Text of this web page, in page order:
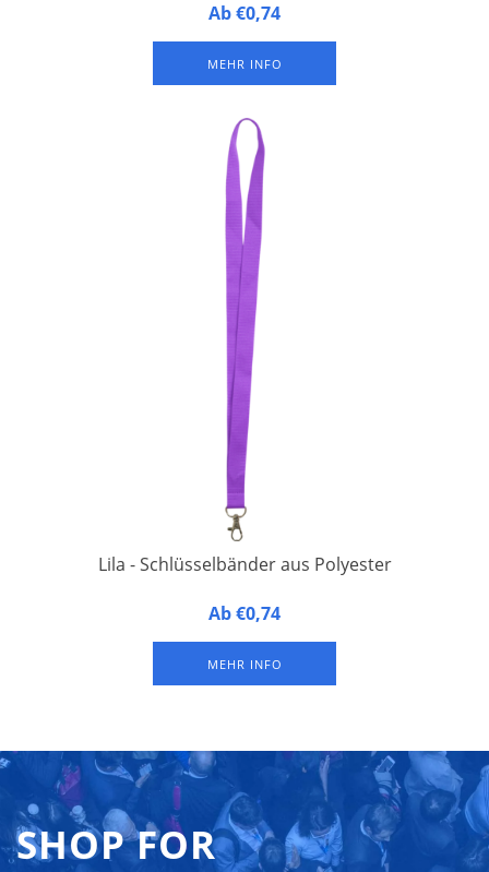
20 mm breit, 90 cm lang, mit 1 Karabinerhaken.
Ab €0,74
MEHR INFO
Lila - Schlüsselbänder aus Polyester
20 mm breit, 90 cm lang, mit 1 Karabinerhaken.
Ab €0,74
MEHR INFO
SHOP FOR